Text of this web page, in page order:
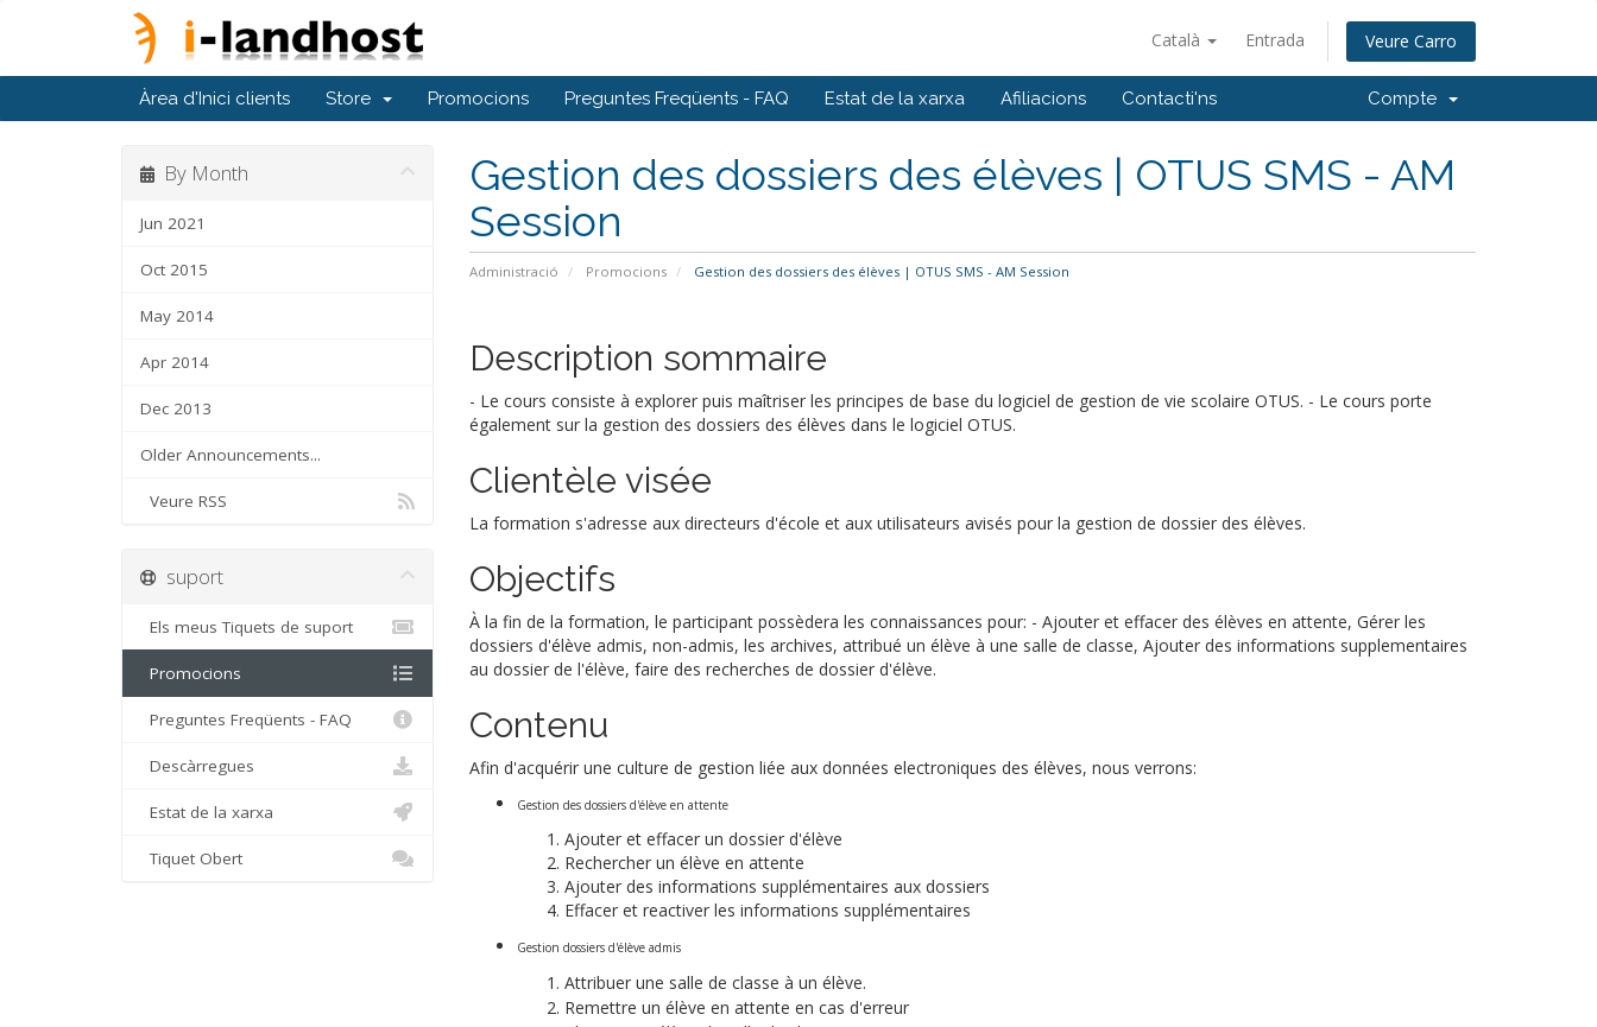
Català Entrada Veure Carro
Àrea d'Inici clients Store Promocions Preguntes Freqüents - FAQ Estat de la xarxa Afiliacions Contacti'ns Compte
Gestion des dossiers des élèves | OTUS SMS - AM
Session
Administració Promocions Gestion des dossiers des élèves | OTUS SMS - AM Session
By Month
Jun 2021
Oct 2015
May 2014
Apr 2014
Dec 2013
Older Announcements...
Veure RSS
Description sommaire
- Le cours consiste à explorer puis maîtriser les principes de base du logiciel de gestion de vie scolaire OTUS. - Le cours porte
également sur la gestion des dossiers des élèves dans le logiciel OTUS.
Clientèle visée
La formation s'adresse aux directeurs d'école et aux utilisateurs avisés pour la gestion de dossier des élèves.
Objectifs
À la fin de la formation, le participant possèdera les connaissances pour: - Ajouter et effacer des élèves en attente, Gérer les
dossiers d'élève admis, non-admis, les archives, attribué un élève à une salle de classe, Ajouter des informations supplementaires
au dossier de l'élève, faire des recherches de dossier d'élève.
Contenu
Afin d'acquérir une culture de gestion liée aux données electroniques des élèves, nous verrons:
Gestion des dossiers d'élève en attente
Ajouter et effacer un dossier d'élève
Rechercher un élève en attente
Ajouter des informations supplémentaires aux dossiers
Effacer et reactiver les informations supplémentaires
Gestion dossiers d'élève admis
Attribuer une salle de classe à un élève.
Remettre un élève en attente en cas d'erreur
suport
Els meus Tiquets de suport
Promocions
Preguntes Freqüents - FAQ
Descàrregues
Estat de la xarxa
Tiquet Obert